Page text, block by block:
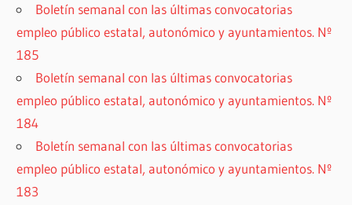
Boletín semanal con las últimas convocatorias
empleo público estatal, autonómico y ayuntamientos. Nº
185
Boletín semanal con las últimas convocatorias
empleo público estatal, autonómico y ayuntamientos. Nº
184
Boletín semanal con las últimas convocatorias
empleo público estatal, autonómico y ayuntamientos. Nº
183